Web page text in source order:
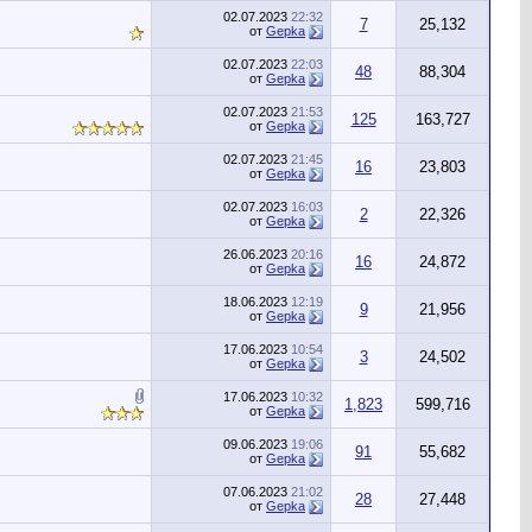
02.07.2023 22:32
от Gepka 7 25,132
02.07.2023 22:03
от Gepka 48 88,304
02.07.2023 21:53
от Gepka 125 163,727
02.07.2023 21:45
от Gepka 16 23,803
02.07.2023 16:03
от Gepka 2 22,326
26.06.2023 20:16
от Gepka 16 24,872
18.06.2023 12:19
от Gepka 9 21,956
17.06.2023 10:54
от Gepka 3 24,502
17.06.2023 10:32
от Gepka 1,823 599,716
09.06.2023 19:06
от Gepka 91 55,682
07.06.2023 21:02
от Gepka 28 27,448